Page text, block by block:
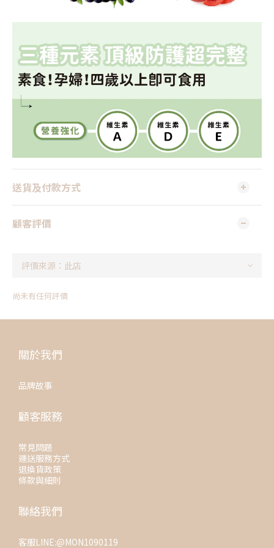
送貨及付款方式
顧客評價
尚未有任何評價
關於我們
品牌故事
顧客服務
常見問題
運送服務方式
退換貨政策
條款與細則
聯絡我們
客服LINE:@MON1090119